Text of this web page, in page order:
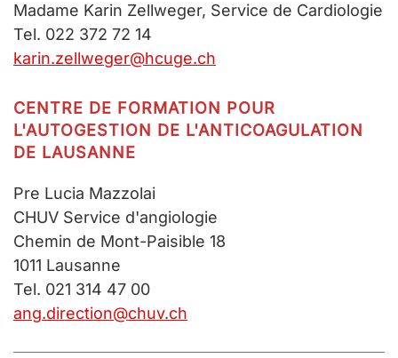
Madame Karin Zellweger, Service de Cardiologie
Tel. 022 372 72 14
karin.zellweger@hcuge.ch
CENTRE DE FORMATION POUR
L'AUTOGESTION DE L'ANTICOAGULATION
DE LAUSANNE
Pre Lucia Mazzolai
CHUV Service d'angiologie
Chemin de Mont-Paisible 18
1011 Lausanne
Tel. 021 314 47 00
ang.direction@chuv.ch